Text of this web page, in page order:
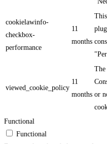
cookielawinfo-
checkbox-
performance
11
months
viewed_cookie_policy
11
months
The
or
Functional
Functional